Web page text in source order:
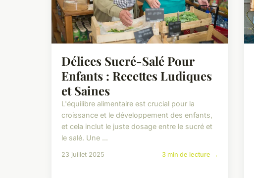
Délices Sucré-Salé Pour
Enfants : Recettes Ludiques
et Saines
L'équilibre alimentaire est crucial pour la
croissance et le développement des enfants,
et cela inclut le juste dosage entre le sucré et
le salé. Une ...
23 juillet 2025 3 min de lecture →